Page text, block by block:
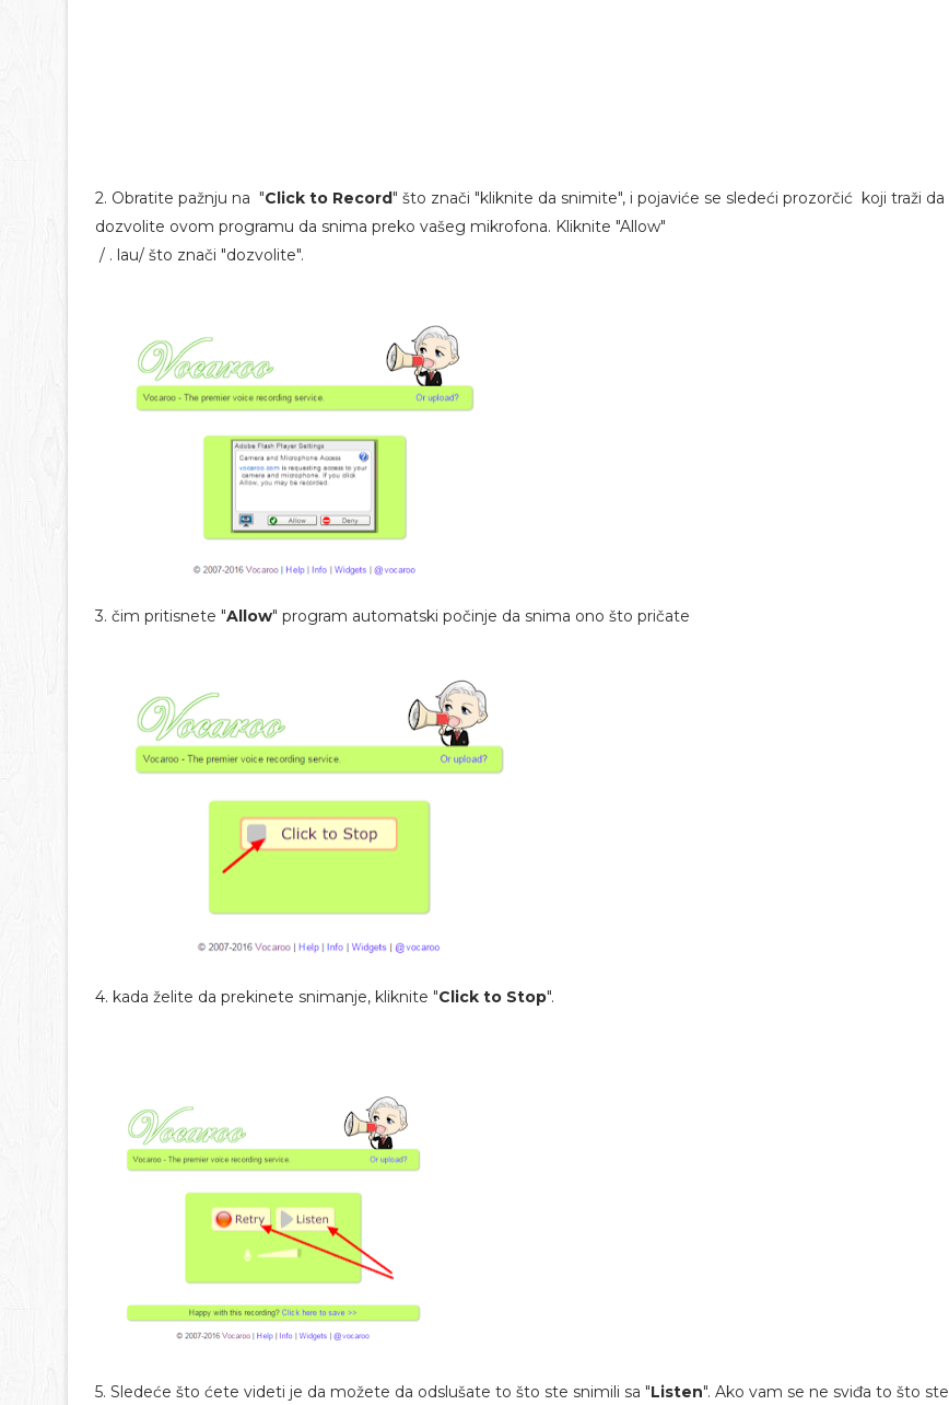
2. Obratite pažnju na "Click to Record" što znači "kliknite da snimite", i pojaviće se sledeći prozorčić koji traži da
dozvolite ovom programu da snima preko vašeg mikrofona. Kliknite "Allow"
/ . lau/ što znači "dozvolite".
3. čim pritisnete "Allow" program automatski počinje da snima ono što pričate
4. kada želite da prekinete snimanje, kliknite "Click to Stop".
5. Sledeće što ćete videti je da možete da odslušate to što ste snimili sa "Listen". Ako vam se ne sviđa to što ste